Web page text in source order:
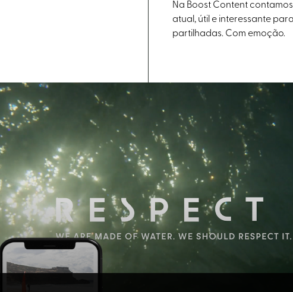
Na Boost Content
atual, útil e interessante
partilhadas. Com emoção.